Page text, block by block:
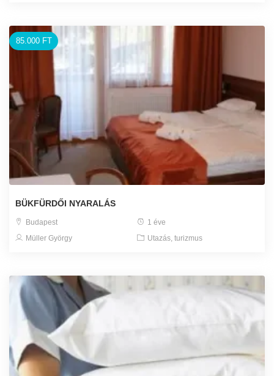
85.000 FT
BÜKFÜRDŐI NYARALÁS
Budapest
1 éve
Müller György
Utazás, turizmus